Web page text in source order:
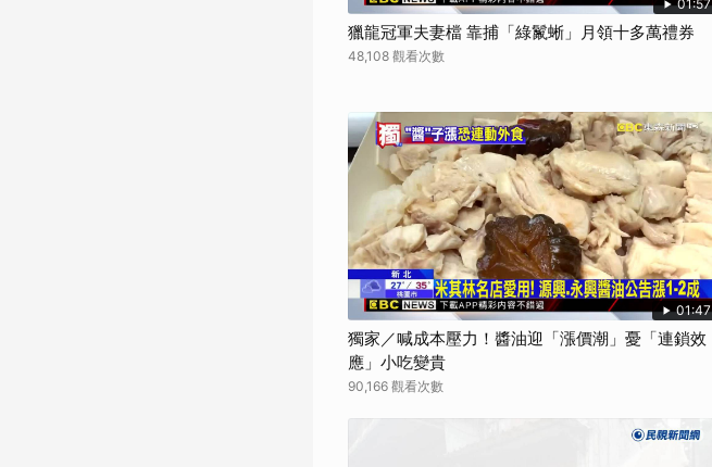
01:57
獵龍冠軍夫妻檔 靠捕「綠鬣蜥」月領十多萬禮券
48,108 觀看次數
01:47
獨家／喊成本壓力！醬油迎「漲價潮」憂「連鎖效
應」小吃變貴
90,166 觀看次數